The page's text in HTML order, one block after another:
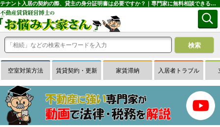
テナント入居の契約の際、貸主の身分証明書は必要ですか？｜専門家に無料相談できる賃貸経営Ｑ＆Ａサイトはお悩み大家さん
空室対策方法 賃貸契約・更新 家賃滞納 入居者トラブル